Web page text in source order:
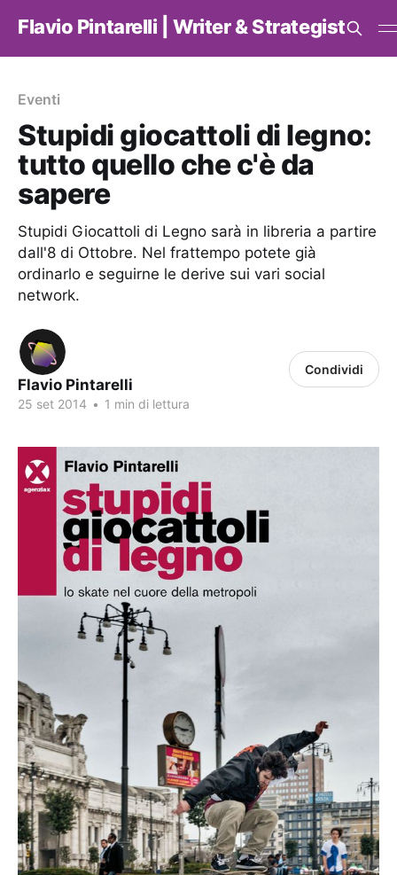
Flavio Pintarelli | Writer & Strategist
Eventi
Stupidi giocattoli di legno:
tutto quello che c'è da
sapere
Stupidi Giocattoli di Legno sarà in libreria a partire
dall'8 di Ottobre. Nel frattempo potete già
ordinarlo e seguirne le derive sui vari social
network.
Flavio Pintarelli
25 set 2014 • 1 min di lettura
Condividi